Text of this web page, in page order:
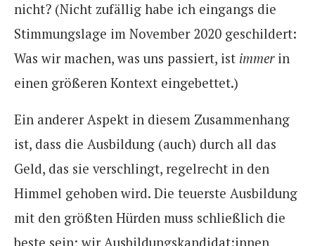
nicht? (Nicht zufällig habe ich eingangs die
Stimmungslage im November 2020 geschildert:
Was wir machen, was uns passiert, ist immer in
einen größeren Kontext eingebettet.)
Ein anderer Aspekt in diesem Zusammenhang
ist, dass die Ausbildung (auch) durch all das
Geld, das sie verschlingt, regelrecht in den
Himmel gehoben wird. Die teuerste Ausbildung
mit den größten Hürden muss schließlich die
beste sein; wir Ausbildungskandidat:innen